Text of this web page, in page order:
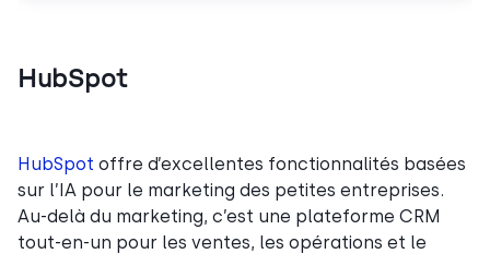
HubSpot
HubSpot offre d’excellentes fonctionnalités basées
sur l’IA pour le marketing des petites entreprises.
Au-delà du marketing, c’est une plateforme CRM
tout-en-un pour les ventes, les opérations et le